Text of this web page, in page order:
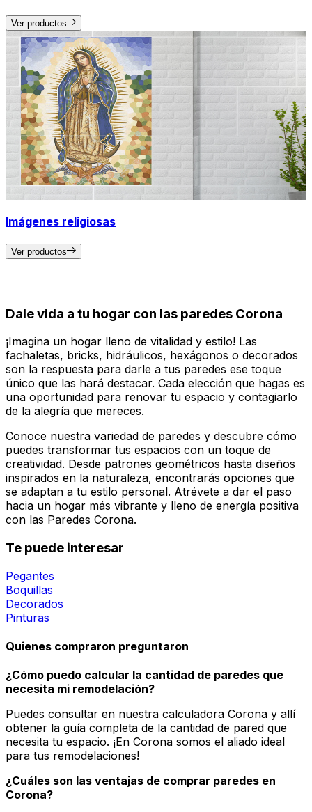
Ver productos
Imágenes religiosas
Ver productos
Dale vida a tu hogar con las paredes Corona
¡Imagina un hogar lleno de vitalidad y estilo! Las
fachaletas, bricks, hidráulicos, hexágonos o decorados
son la respuesta para darle a tus paredes ese toque
único que las hará destacar. Cada elección que hagas es
una oportunidad para renovar tu espacio y contagiarlo
de la alegría que mereces.
Conoce nuestra variedad de paredes y descubre cómo
puedes transformar tus espacios con un toque de
creatividad. Desde patrones geométricos hasta diseños
inspirados en la naturaleza, encontrarás opciones que
se adaptan a tu estilo personal. Atrévete a dar el paso
hacia un hogar más vibrante y lleno de energía positiva
con las Paredes Corona.
Te puede interesar
Pegantes
Boquillas
Decorados
Pinturas
Quienes compraron preguntaron
¿Cómo puedo calcular la cantidad de paredes que
necesita mi remodelación?
Puedes consultar en nuestra calculadora Corona y allí
obtener la guía completa de la cantidad de pared que
necesita tu espacio. ¡En Corona somos el aliado ideal
para tus remodelaciones!
¿Cuáles son las ventajas de comprar paredes en
Corona?